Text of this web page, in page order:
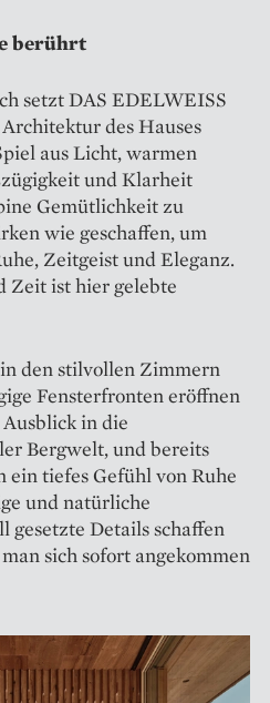
berührt
setzt DAS EDELWEISS
des Hauses
aus Licht, warmen
und Klarheit
Gemütlichkeit zu
wie geschaffen, um
Zeitgeist und Eleganz.
Zeit ist hier gelebte
den stilvollen Zimmern
Fensterfronten eröffnen
in die
Bergwelt, und bereits
ein tiefes Gefühl von Ruhe
und natürliche
Details schaffen
sich sofort angekommen